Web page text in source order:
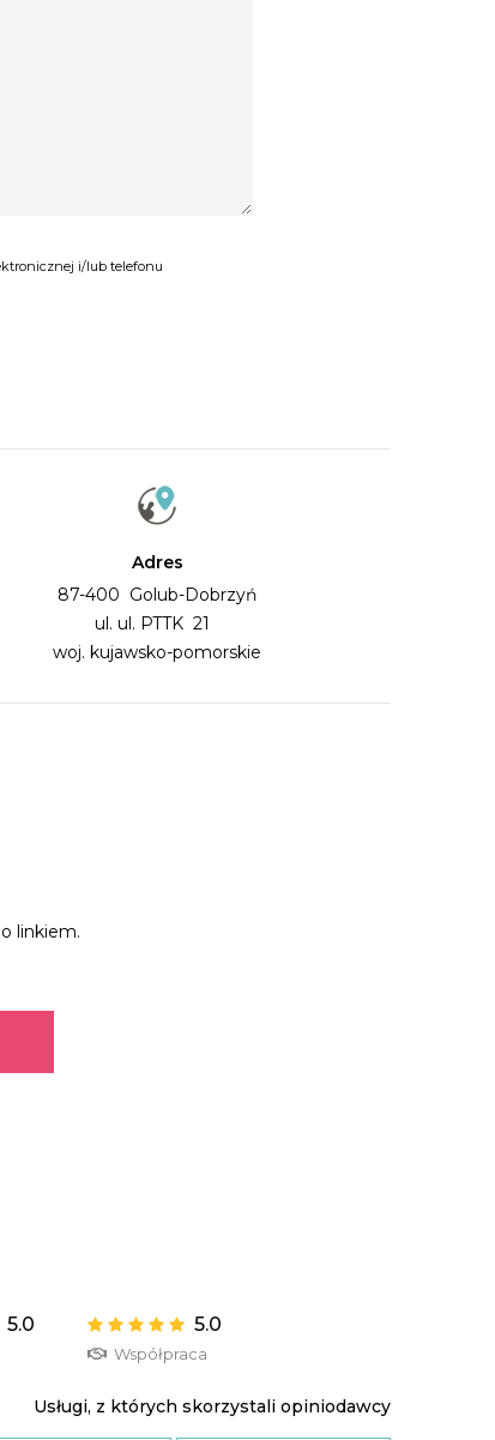
i/lub telefonu
Adres
87-400 Golub-Dobrzyń
ul. ul. PTTK 21
woj. kujawsko-pomorskie
linkiem.
5.0 5.0
Współpraca
Usługi, z których skorzystali opiniodawcy